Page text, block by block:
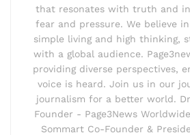
that resonates with truth and
fear and pressure. We believe
simple living and high thinking,
with a global audience.
providing diverse perspectives,
voice is heard. Join us in our
journalism for a better world.
Founder - Page3News
Sommart Co-Founder &